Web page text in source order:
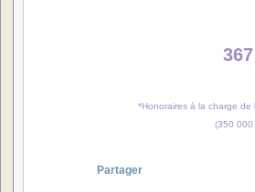
*Honoraires à la charge de
(350 000
Partager